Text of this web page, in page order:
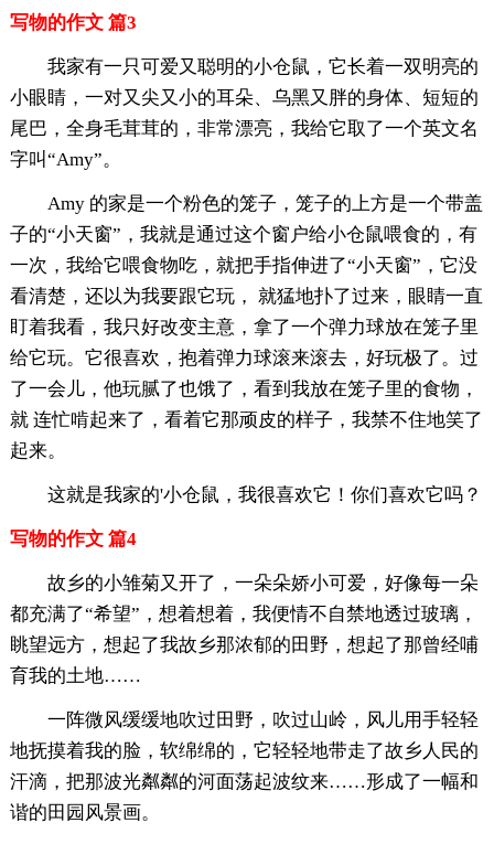
写物的作文 篇3
我家有一只可爱又聪明的小仓鼠，它长着一双明亮的
小眼睛，一对又尖又小的耳朵、乌黑又胖的身体、短短的
尾巴，全身毛茸茸的，非常漂亮，我给它取了一个英文名
字叫“Amy”。
Amy 的家是一个粉色的笼子，笼子的上方是一个带盖
子的“小天窗”，我就是通过这个窗户给小仓鼠喂食的，有
一次，我给它喂食物吃，就把手指伸进了“小天窗”，它没
看清楚，还以为我要跟它玩， 就猛地扑了过来，眼睛一直
盯着我看，我只好改变主意，拿了一个弹力球放在笼子里
给它玩。它很喜欢，抱着弹力球滚来滚去，好玩极了。过
了一会儿，他玩腻了也饿了，看到我放在笼子里的食物，
就 连忙啃起来了，看着它那顽皮的样子，我禁不住地笑了
起来。
这就是我家的'小仓鼠，我很喜欢它！你们喜欢它吗？
写物的作文 篇4
故乡的小雏菊又开了，一朵朵娇小可爱，好像每一朵
都充满了“希望”，想着想着，我便情不自禁地透过玻璃，
眺望远方，想起了我故乡那浓郁的田野，想起了那曾经哺
育我的土地……
一阵微风缓缓地吹过田野，吹过山岭，风儿用手轻轻
地抚摸着我的脸，软绵绵的，它轻轻地带走了故乡人民的
汗滴，把那波光粼粼的河面荡起波纹来……形成了一幅和
谐的田园风景画。